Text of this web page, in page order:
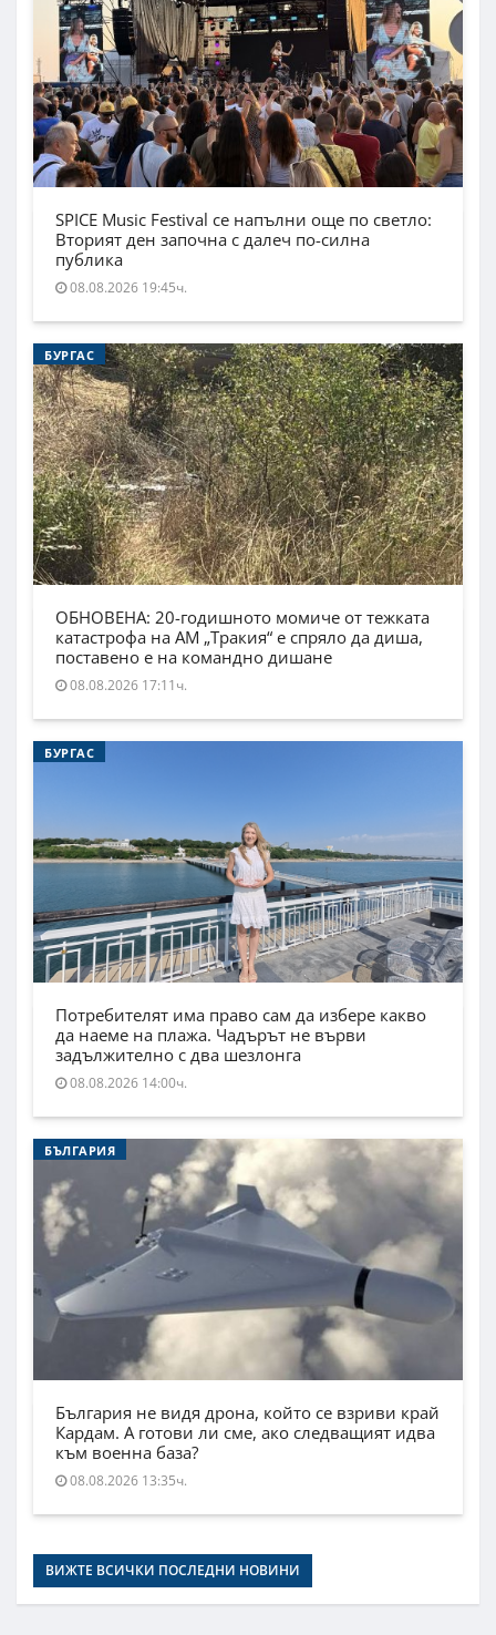
SPICE Music Festival се напълни още по светло:
Вторият ден започна с далеч по-силна
публика
08.08.2026 19:45ч.
БУРГАС
ОБНОВЕНА: 20-годишното момиче от тежката
катастрофа на АМ „Тракия“ е спряло да диша,
поставено е на командно дишане
08.08.2026 17:11ч.
БУРГАС
Потребителят има право сам да избере какво
да наеме на плажа. Чадърът не върви
задължително с два шезлонга
08.08.2026 14:00ч.
БЪЛГАРИЯ
България не видя дрона, който се взриви край
Кардам. А готови ли сме, ако следващият идва
към военна база?
08.08.2026 13:35ч.
ВИЖТЕ ВСИЧКИ ПОСЛЕДНИ НОВИНИ